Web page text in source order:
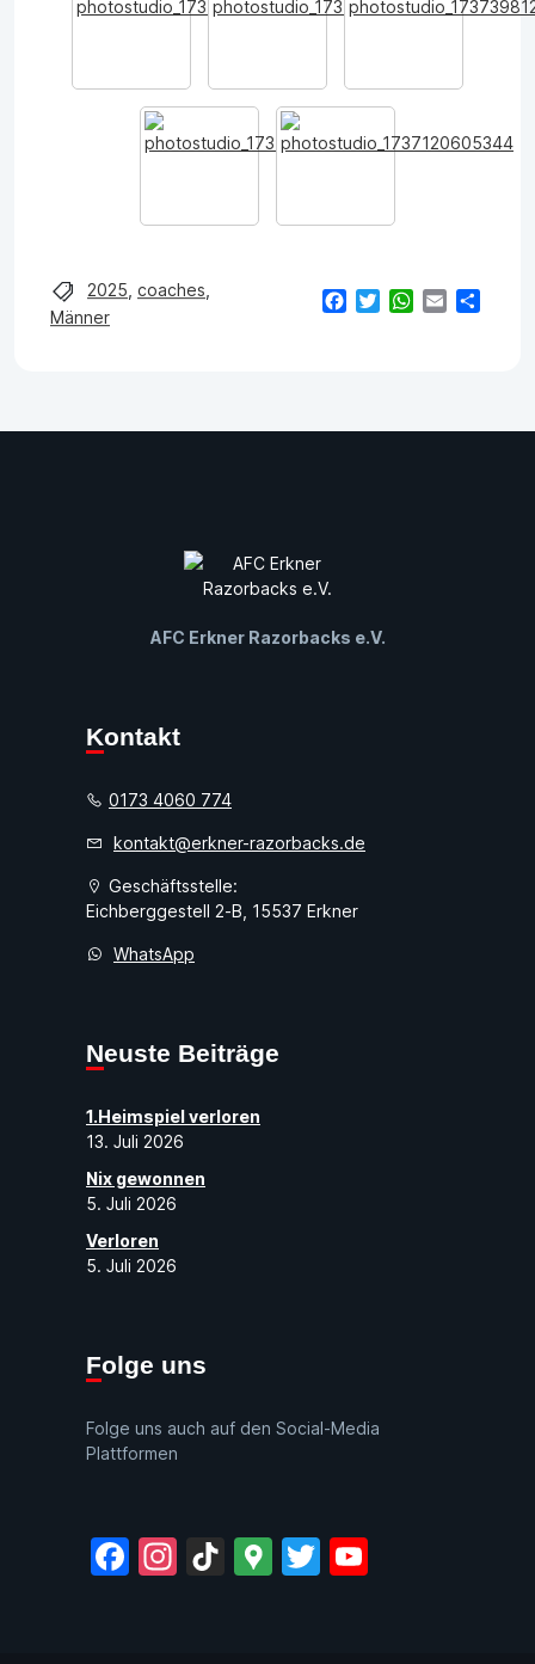
2025 coaches
Männer
Facebook
TwitterWhatsApp
Email
AFC Erkner Razorbacks e.V.
Kontakt
0173 4060 774
kontakt@erkner-razorbacks.de
Geschäftsstelle:
Eichberggestell 2-B, 15537 Erkner
WhatsApp
Neuste Beiträge
1.Heimspiel verloren
13. Juli 2026
Nix gewonnen
5. Juli 2026
Verloren
5. Juli 2026
Folge uns
Folge uns auch auf den Social-Media
Plattformen
Facebook
Instagram
TikTok
GoogleTwitter